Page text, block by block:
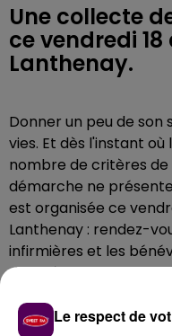
Une collecte
ce vendredi
Lanthenay.
Donner un peu de
vies. Et dès l'instant
nombre de critères
démarche ne
est organisée ce
Lanthenay : rendez-
infirmières et les
de 11h à 16h.
Le respect de